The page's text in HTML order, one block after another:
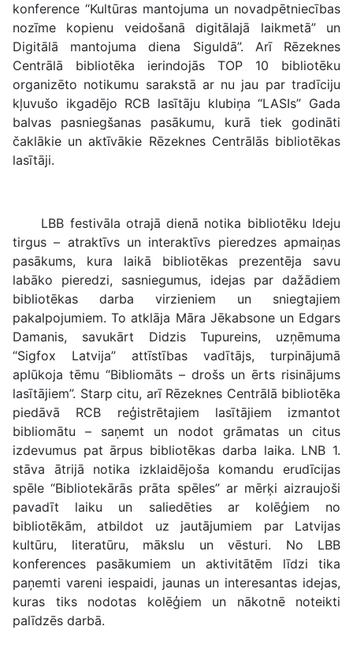
konference “Kultūras mantojuma un novadpētniecības
nozīme kopienu veidošanā digitālajā laikmetā” un
Digitālā mantojuma diena Siguldā”. Arī Rēzeknes
Centrālā bibliotēka ierindojās TOP 10 bibliotēku
organizēto notikumu sarakstā ar nu jau par tradīciju
kļuvušo ikgadējo RCB lasītāju klubiņa “LASIs” Gada
balvas pasniegšanas pasākumu, kurā tiek godināti
čaklākie un aktīvākie Rēzeknes Centrālās bibliotēkas
lasītāji.
LBB festivāla otrajā dienā notika bibliotēku Ideju
tirgus – atraktīvs un interaktīvs pieredzes apmaiņas
pasākums, kura laikā bibliotēkas prezentēja savu
labāko pieredzi, sasniegumus, idejas par dažādiem
bibliotēkas darba virzieniem un sniegtajiem
pakalpojumiem. To atklāja Māra Jēkabsone un Edgars
Damanis, savukārt Didzis Tupureins, uzņēmuma
“Sigfox Latvija” attīstības vadītājs, turpinājumā
aplūkoja tēmu “Bibliomāts – drošs un ērts risinājums
lasītājiem”. Starp citu, arī Rēzeknes Centrālā bibliotēka
piedāvā RCB reģistrētajiem lasītājiem izmantot
bibliomātu – saņemt un nodot grāmatas un citus
izdevumus pat ārpus bibliotēkas darba laika. LNB 1.
stāva ātrijā notika izklaidējoša komandu erudīcijas
spēle “Bibliotekārās prāta spēles” ar mērķi aizraujoši
pavadīt laiku un saliedēties ar kolēģiem no
bibliotēkām, atbildot uz jautājumiem par Latvijas
kultūru, literatūru, mākslu un vēsturi. No LBB
konferences pasākumiem un aktivitātēm līdzi tika
paņemti vareni iespaidi, jaunas un interesantas idejas,
kuras tiks nodotas kolēģiem un nākotnē noteikti
palīdzēs darbā.